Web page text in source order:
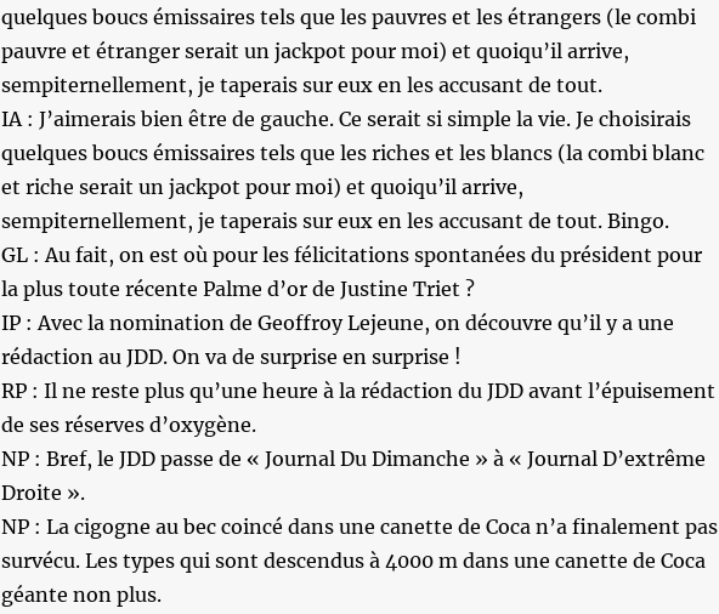
quelques boucs émissaires tels que les pauvres et les étrangers (le combi
pauvre et étranger serait un jackpot pour moi) et quoiqu’il arrive,
sempiternellement, je taperais sur eux en les accusant de tout.
IA : J’aimerais bien être de gauche. Ce serait si simple la vie. Je choisirais
quelques boucs émissaires tels que les riches et les blancs (la combi blanc
et riche serait un jackpot pour moi) et quoiqu’il arrive,
sempiternellement, je taperais sur eux en les accusant de tout. Bingo.
GL : Au fait, on est où pour les félicitations spontanées du président pour
la plus toute récente Palme d’or de Justine Triet ?
IP : Avec la nomination de Geoffroy Lejeune, on découvre qu’il y a une
rédaction au JDD. On va de surprise en surprise !
RP : Il ne reste plus qu’une heure à la rédaction du JDD avant l’épuisement
de ses réserves d’oxygène.
NP : Bref, le JDD passe de « Journal Du Dimanche » à « Journal D’extrême
Droite ».
NP : La cigogne au bec coincé dans une canette de Coca n’a finalement pas
survécu. Les types qui sont descendus à 4000 m dans une canette de Coca
géante non plus.